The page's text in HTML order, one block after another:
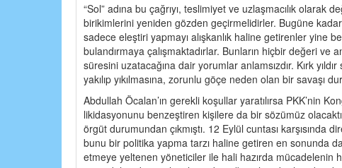
“Sol” adına bu çağrıyı, teslimiyet ve uzlaşmacılık
birikimlerini yeniden gözden geçirmelidirler. Bugüne
sadece eleştiri yapmayı alışkanlık haline getirenler yine
bulandırmaya çalışmaktadırlar. Bunların hiçbir değeri ve
süresini uzatacağına dair yorumlar anlamsızdır. Kırk
yakılıp yıkılmasına, zorunlu göçe neden olan bir
Abdullah Öcalan’ın gerekli koşullar yaratılırsa PKK’nin
likidasyonunu benzeştiren kişilere da bir sözümüz
örgüt durumundan çıkmıştı. 12 Eylül cuntası
bunu bir politika yapma tarzı haline getiren en sonunda
etmeye yeltenen yöneticiler ile hali hazırda mücadelenin